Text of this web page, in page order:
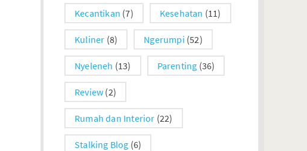
Kecantikan (7) Kesehatan (11)
Kuliner (8) Ngerumpi (52)
Nyeleneh (13) Parenting (36)
Review (2)
Rumah dan Interior (22)
Stalking Blog (6)